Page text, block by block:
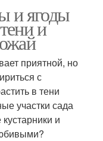
и ягоды
и
приятной, но
с
в тени
участки сада
и